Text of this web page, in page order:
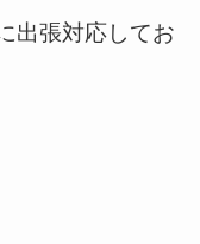
出張対応してお